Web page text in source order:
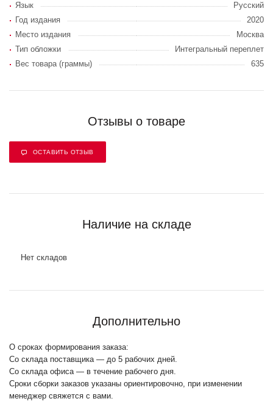
Язык
Русский
Год издания
2020
Место издания
Москва
Тип обложки
Интегральный переплет
Вес товара (граммы)
635
Отзывы о товаре
ОСТАВИТЬ ОТЗЫВ
Наличие на складе
Нет складов
Дополнительно
О сроках формирования заказа:
Со склада поставщика — до 5 рабочих дней.
Со склада офиса — в течение рабочего дня.
Сроки сборки заказов указаны ориентировочно, при изменении
менеджер свяжется с вами.